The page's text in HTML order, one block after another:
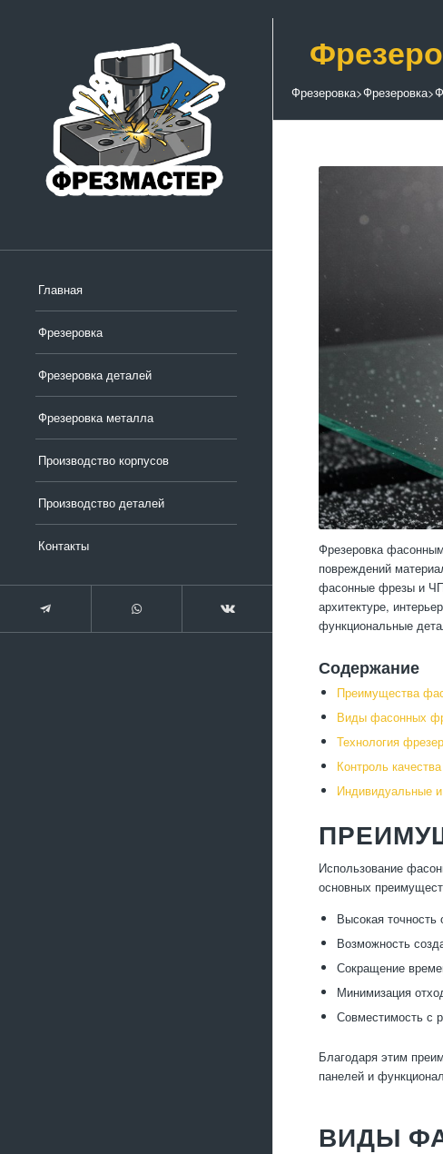
Главная
Фрезеровка
Фрезеровка деталей
Фрезеровка металла
Производство корпусов
Производство деталей
Контакты
Фрезеровка>Фрезеровка>
Фрезеровка
повреждений
фасонные фрезы и
архитектуре,
функциональные
Содержание
Преимущества
Виды фасонных
Технология
Контроль
Индивидуальные
Использование
основных
Высокая точность
Возможность
Сокращение
Минимизация
Совместимость с
Благодаря этим
панелей и
ВИДЫ